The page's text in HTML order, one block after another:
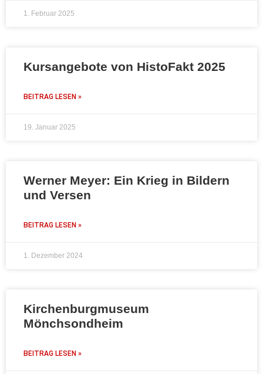
1. Februar 2025
Kursangebote von HistoFakt 2025
BEITRAG LESEN »
19. Januar 2025
Werner Meyer: Ein Krieg in Bildern
und Versen
BEITRAG LESEN »
1. Dezember 2024
Kirchenburgmuseum
Mönchsondheim
BEITRAG LESEN »